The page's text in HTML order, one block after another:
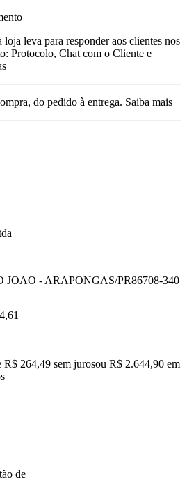
leva para responder aos clientes nos
Protocolo, Chat com o Cliente e
do pedido à entrega. Saiba mais
JOAO - ARAPONGAS/PR86708-340
,61
264,49 sem jurosou R$ 2.644,90 em
de